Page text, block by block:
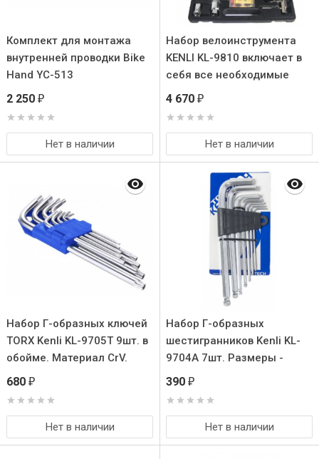
Комплект для монтажа
внутренней проводки Bike
Hand YC-513
2 250 ₽
Нет в наличии
Набор велоинструмента
KENLI KL-9810 включает в
себя все необходимые
инструменты для
современного велосипеда
своими руками. (всё в
одном-37 предметов).
4 670 ₽
Нет в наличии
Набор Г-образных ключей
TORX Kenli KL-9705T 9шт. в
обойме. Материал CrV.
Размеры:
680 ₽
Нет в наличии
Набор Г-образных
шестигранников Kenli KL-
9704A 7шт. Размеры -
2.5/3/4/5/6/8/10мм.
CrV. Удобная обойма для
хранения.
390 ₽
Нет в наличии